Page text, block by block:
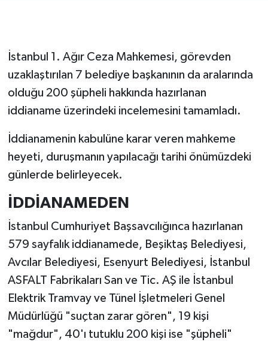
İstanbul 1. Ağır Ceza Mahkemesi, görevden
uzaklaştırılan 7 belediye başkanının da aralarında
olduğu 200 şüpheli hakkında hazırlanan
iddianame üzerindeki incelemesini tamamladı.
İddianamenin kabulüne karar veren mahkeme
heyeti, duruşmanın yapılacağı tarihi önümüzdeki
günlerde belirleyecek.
İDDİANAMEDEN
İstanbul Cumhuriyet Başsavcılığınca hazırlanan
579 sayfalık iddianamede, Beşiktaş Belediyesi,
Avcılar Belediyesi, Esenyurt Belediyesi, İstanbul
ASFALT Fabrikaları San ve Tic. AŞ ile İstanbul
Elektrik Tramvay ve Tünel İşletmeleri Genel
Müdürlüğü "suçtan zarar gören", 19 kişi
"mağdur", 40'ı tutuklu 200 kişi ise "şüpheli"